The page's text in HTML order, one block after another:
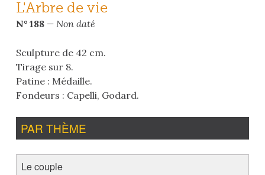
L'Arbre de vie
N° 188 — Non daté
Sculpture de 42 cm.
Tirage sur 8.
Patine : Médaille.
Fondeurs : Capelli, Godard.
PAR THÈME
Le couple